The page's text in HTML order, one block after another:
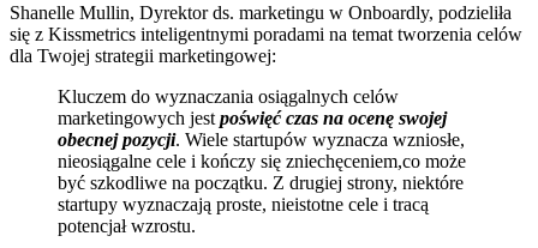
Shanelle Mullin, Dyrektor ds. marketingu w Onboardly, podzieliła
się z Kissmetrics inteligentnymi poradami na temat tworzenia celów
dla Twojej strategii marketingowej:
Kluczem do wyznaczania osiągalnych celów
marketingowych jest poświęć czas na ocenę swojej
obecnej pozycji. Wiele startupów wyznacza wzniosłe,
nieosiągalne cele i kończy się zniechęceniem,co może
być szkodliwe na początku. Z drugiej strony, niektóre
startupy wyznaczają proste, nieistotne cele i tracą
potencjał wzrostu.